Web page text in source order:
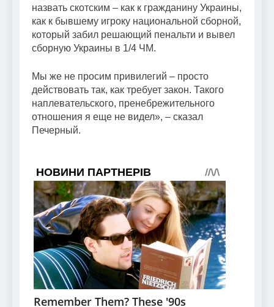
назвать скотским – как к гражданину Украины,
как к бывшему игроку национальной сборной,
который забил решающий пенальти и вывел
сборную Украины в 1/4 ЧМ.
Мы же не просим привилегий – просто
действовать так, как требует закон. Такого
наплевательского, пренебрежительного
отношения я еще не видел», – сказал
Печерный.